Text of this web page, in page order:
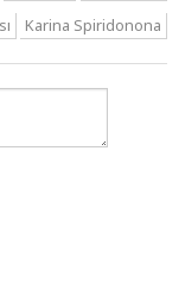
Karina Spiridonona